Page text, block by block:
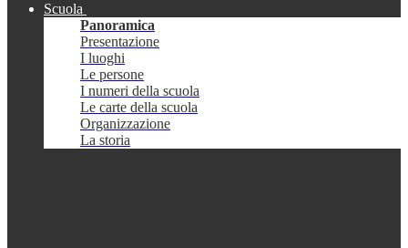
Scuola
Panoramica
Presentazione
I luoghi
Le persone
I numeri della scuola
Le carte della scuola
Organizzazione
La storia